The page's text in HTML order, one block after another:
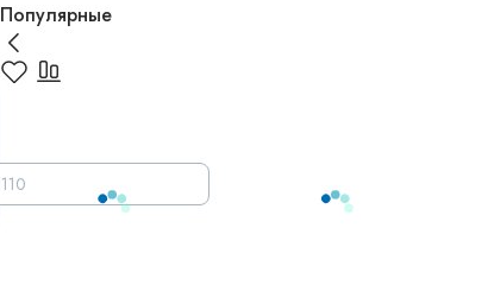
Популярные